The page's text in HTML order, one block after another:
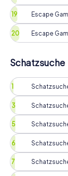
Escape
Escape
Schatzsuche